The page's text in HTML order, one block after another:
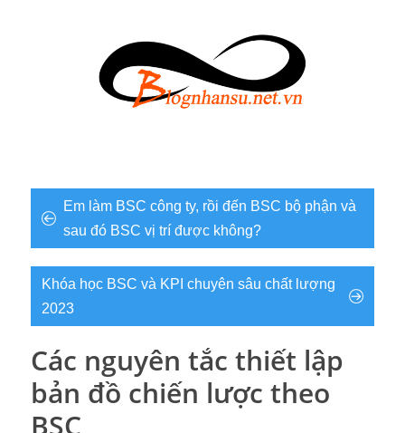
Em làm BSC công ty, rồi đến BSC bộ phận và
sau đó BSC vị trí được không?